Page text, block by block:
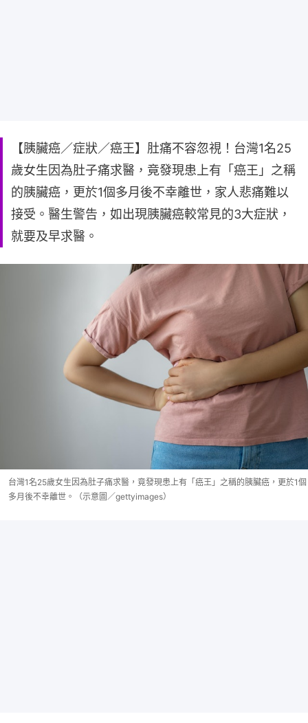
【胰臟癌／症狀／癌王】肚痛不容忽視！台灣1名25
歲女生因為肚子痛求醫，竟發現患上有「癌王」之稱
的胰臟癌，更於1個多月後不幸離世，家人悲痛難以
接受。醫生警告，如出現胰臟癌較常見的3大症狀，
就要及早求醫。
台灣1名25歲女生因為肚子痛求醫，竟發現患上有「癌王」之稱的胰臟癌，更於1個
多月後不幸離世。（示意圖／gettyimages）